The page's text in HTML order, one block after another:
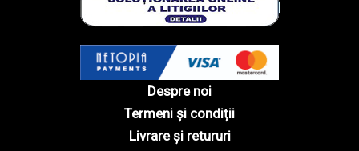
Despre noi
Termeni și condiții
Livrare și retururi